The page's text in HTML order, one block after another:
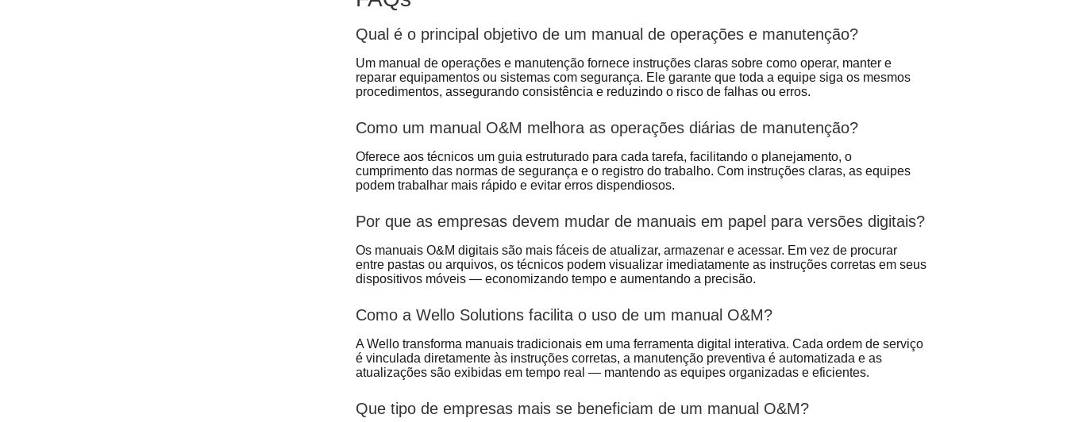
Qual é o principal objetivo de um manual de operações e manutenção?
Um manual de operações e manutenção fornece instruções claras sobre como operar, manter e
reparar equipamentos ou sistemas com segurança. Ele garante que toda a equipe siga os mesmos
procedimentos, assegurando consistência e reduzindo o risco de falhas ou erros.
Como um manual O&M melhora as operações diárias de manutenção?
Oferece aos técnicos um guia estruturado para cada tarefa, facilitando o planejamento, o
cumprimento das normas de segurança e o registro do trabalho. Com instruções claras, as equipes
podem trabalhar mais rápido e evitar erros dispendiosos.
Por que as empresas devem mudar de manuais em papel para versões digitais?
Os manuais O&M digitais são mais fáceis de atualizar, armazenar e acessar. Em vez de procurar
entre pastas ou arquivos, os técnicos podem visualizar imediatamente as instruções corretas em seus
dispositivos móveis — economizando tempo e aumentando a precisão.
Como a Wello Solutions facilita o uso de um manual O&M?
A Wello transforma manuais tradicionais em uma ferramenta digital interativa. Cada ordem de serviço
é vinculada diretamente às instruções corretas, a manutenção preventiva é automatizada e as
atualizações são exibidas em tempo real — mantendo as equipes organizadas e eficientes.
Que tipo de empresas mais se beneficiam de um manual O&M?